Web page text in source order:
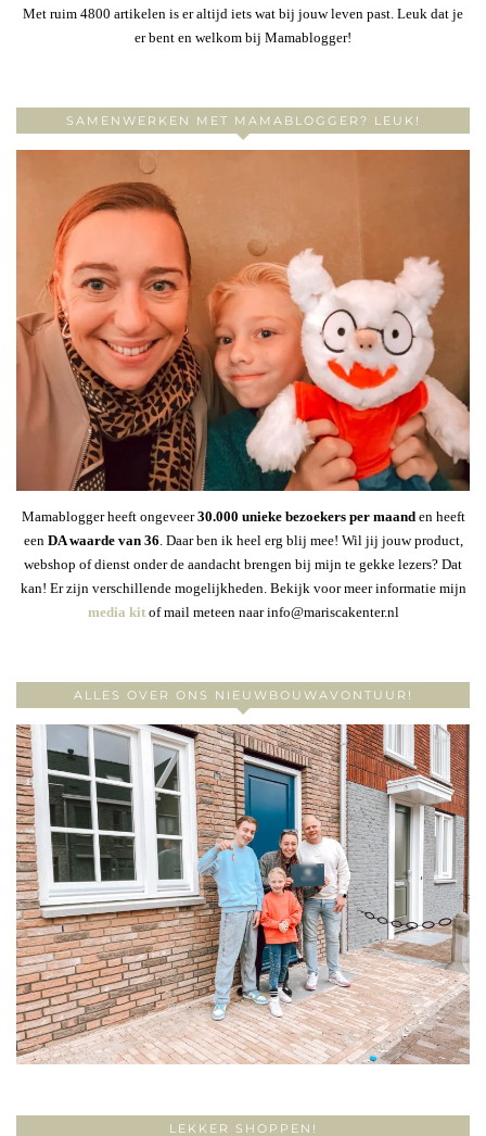
Met ruim 4800 artikelen is er altijd iets wat bij jouw leven past. Leuk dat je
er bent en welkom bij Mamablogger!
SAMENWERKEN MET MAMABLOGGER? LEUK!
Mamablogger heeft ongeveer30.000 unieke bezoekers per maanden heeft
een DA waarde van 36 . Daar ben ik heel erg blij mee! Wil jij jouw product,
webshop of dienst onder de aandacht brengen bij mijn te gekke lezers? Dat
kan! Er zijn verschillende mogelijkheden. Bekijk voor meer informatie mijn
media kitof mail meteen naar info@mariscakenter.nl
ALLES OVER ONS NIEUWBOUWAVONTUUR!
LEKKER SHOPPEN!